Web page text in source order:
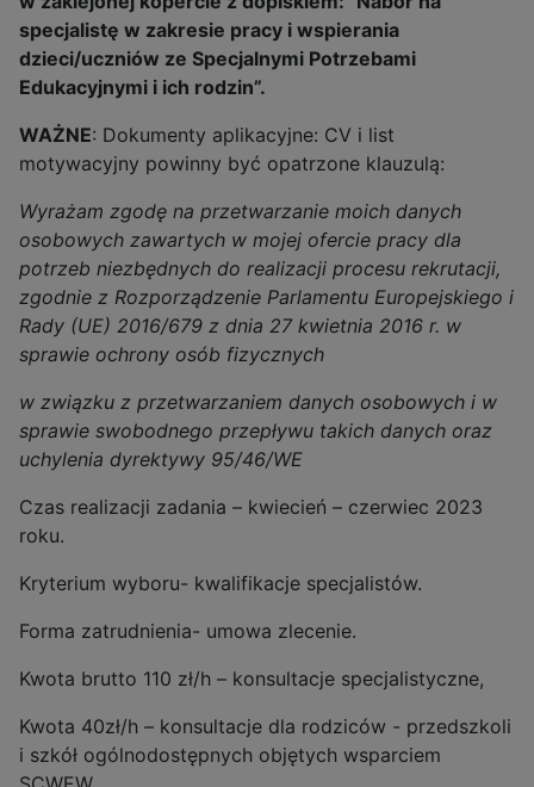
specjalistę w zakresie pracy i wspierania
dzieci/uczniów ze Specjalnymi Potrzebami
Edukacyjnymi i ich rodzin”.
WAŻNE: Dokumenty aplikacyjne: CV i list
motywacyjny powinny być opatrzone klauzulą:
Wyrażam zgodę na przetwarzanie moich danych
osobowych zawartych w mojej ofercie pracy dla
potrzeb niezbędnych do realizacji procesu rekrutacji,
zgodnie z Rozporządzenie Parlamentu Europejskiego i
Rady (UE) 2016/679 z dnia 27 kwietnia 2016 r. w
sprawie ochrony osób fizycznych
w związku z przetwarzaniem danych osobowych i w
sprawie swobodnego przepływu takich danych oraz
uchylenia dyrektywy 95/46/WE
Czas realizacji zadania – kwiecień – czerwiec 2023
roku.
Kryterium wyboru- kwalifikacje specjalistów.
Forma zatrudnienia- umowa zlecenie.
Kwota brutto 110 zł/h – konsultacje specjalistyczne,
Kwota 40zł/h – konsultacje dla rodziców - przedszkoli
i szkół ogólnodostępnych objętych wsparciem